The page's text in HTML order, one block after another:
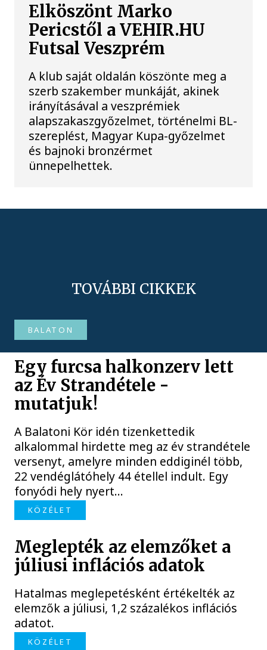
Elköszönt Marko
Pericstől a VEHIR.HU
Futsal Veszprém
A klub saját oldalán köszönte meg a
szerb szakember munkáját, akinek
irányításával a veszprémiek
alapszakaszgyőzelmet, történelmi BL-
szereplést, Magyar Kupa-győzelmet
és bajnoki bronzérmet
ünnepelhettek.
TOVÁBBI CIKKEK
BALATON
Egy furcsa halkonzerv lett
az Év Strandétele -
mutatjuk!
A Balatoni Kör idén tizenkettedik
alkalommal hirdette meg az év strandétele
versenyt, amelyre minden eddiginél több,
22 vendéglátóhely 44 étellel indult. Egy
fonyódi hely nyert...
KÖZÉLET
Meglepték az elemzőket a
júliusi inflációs adatok
Hatalmas meglepetésként értékelték az
elemzők a júliusi, 1,2 százalékos inflációs
adatot.
KÖZÉLET